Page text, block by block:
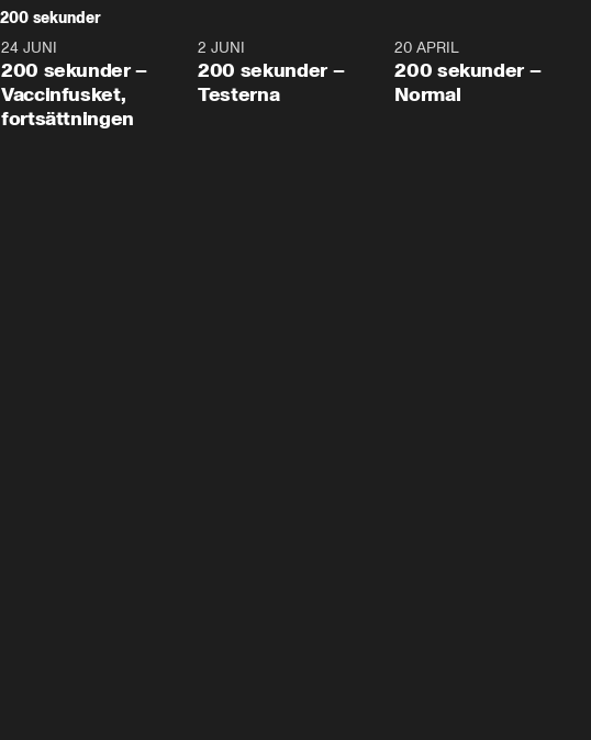
200 sekunder
5:00
24 JUNI
200 sekunder –
Vaccinfusket,
fortsättningen
4:23
2 JUNI
200 sekunder –
Testerna
20 APRIL
200 sekunder –
Normal